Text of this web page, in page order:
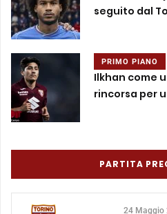
seguito dal
PRIMO PIANO
Ilkhan come
rincorsa per
PARTITA
24 Maggio